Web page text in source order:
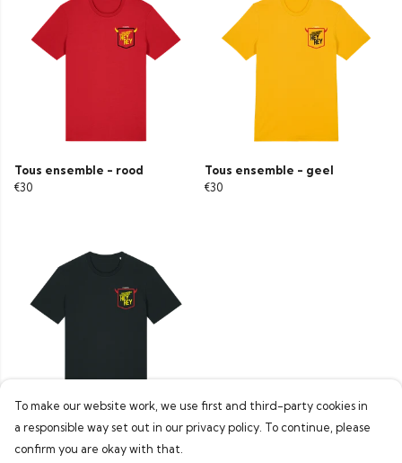
Tous ensemble - rood
€30
Tous ensemble - geel
€30
Tous ensemble - zwart
€30
To make our website work, we use first and third-party cookies in
a responsible way set out in our privacy policy. To continue, please
confirm you are okay with that.